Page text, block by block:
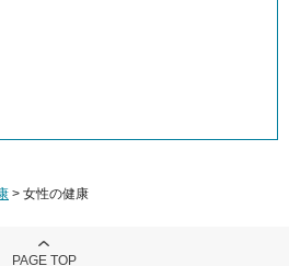
> 女性の健康
PAGE TOP